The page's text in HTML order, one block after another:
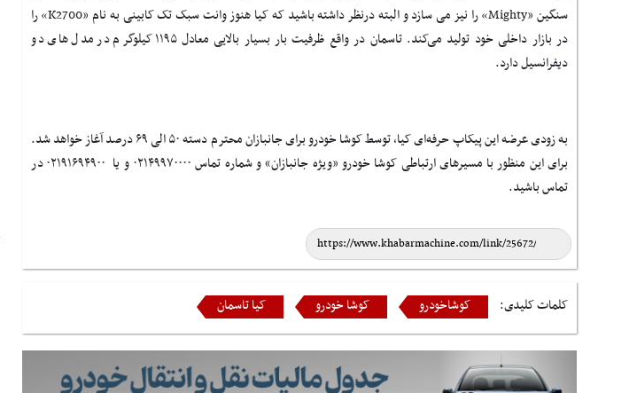
سنگین «Mighty» را نیز می سازد و البته درنظر داشته باشید که کیا هنوز وانت سبک تک کابینی به نام «K2700» را
در بازار داخلی خود تولید می‌کند. تاسمان در واقع ظرفیت بار بسیار بالایی معادل ۱۱۹۵ کیلوگرم در مدل های دو
دیفرانسیل دارد.
به زودی عرضه این پیکاپ حرفه‌ای کیا، توسط کوشا خودرو برای جانبازان محترم دسته ۵۰ الی ۶۹ درصد آغاز خواهد شد.
برای این منظور با مسیرهای ارتباطی کوشا خودرو «ویژه جانبازان» و شماره تماس ۰۲۱۴۹۹۷۰۰۰۰ و یا ۰۲۱۹۱۶۹۴۹۰۰ در
تماس باشید.
کلمات کلیدی: کوشاخودرو کوشا خودرو کیا تاسمان